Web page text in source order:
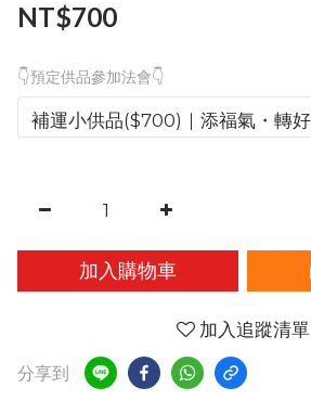
NT$700
👇預定供品參加法會👇
加入購物車
加入追蹤清單
分享到